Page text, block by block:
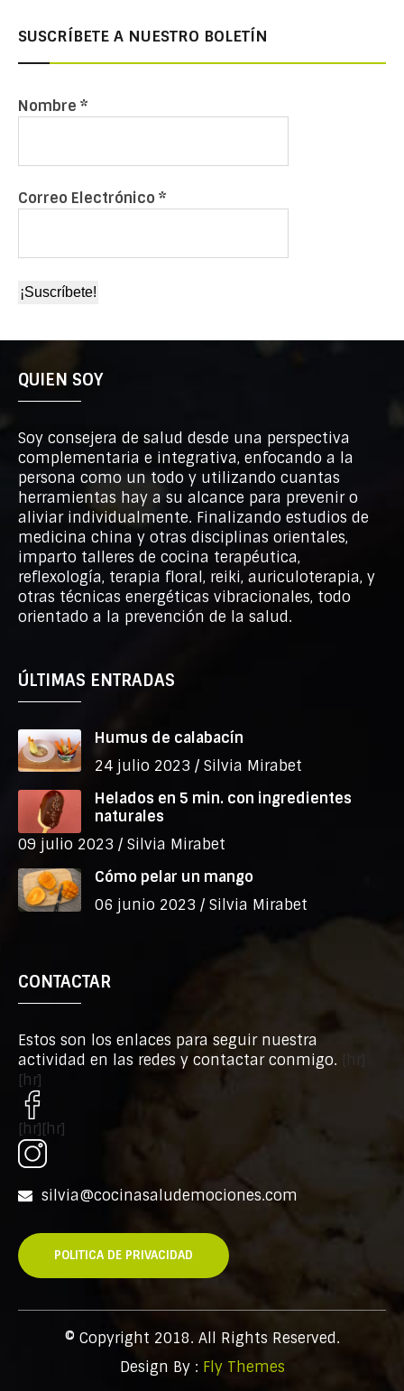
SUSCRÍBETE A NUESTRO BOLETÍN
Nombre *
Correo Electrónico *
QUIEN SOY
Soy consejera de salud desde una perspectiva
complementaria e integrativa, enfocando a la
persona como un todo y utilizando cuantas
herramientas hay a su alcance para prevenir o
aliviar individualmente. Finalizando estudios de
medicina china y otras disciplinas orientales,
imparto talleres de cocina terapéutica,
reflexología, terapia floral, reiki, auriculoterapia, y
otras técnicas energéticas vibracionales, todo
orientado a la prevención de la salud.
ÚLTIMAS ENTRADAS
Humus de calabacín
24 julio 2023 / Silvia Mirabet
Helados en 5 min. con ingredientes
naturales
09 julio 2023 / Silvia Mirabet
Cómo pelar un mango
06 junio 2023 / Silvia Mirabet
CONTACTAR
Estos son los enlaces para seguir nuestra
actividad en las redes y contactar conmigo. [hr]
[hr]
[hr][hr]
silvia@cocinasaludemociones.com
POLITICA DE PRIVACIDAD
© Copyright 2018. All Rights Reserved.
Design By : Fly Themes